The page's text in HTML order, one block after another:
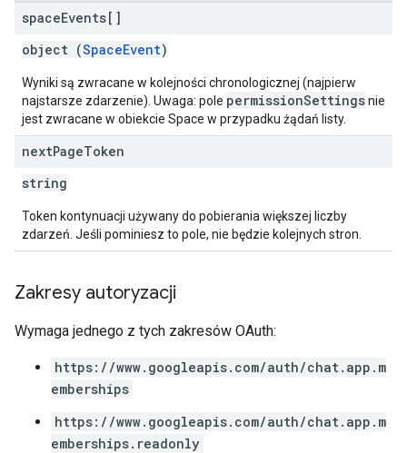
spaceEvents[]
object (SpaceEvent)
Wyniki są zwracane w kolejności chronologicznej (najpierw
najstarsze zdarzenie). Uwaga: pole permissionSettingsnie
jest zwracane w obiekcie Space w przypadku żądań listy.
nextPageToken
string
Token kontynuacji używany do pobierania większej liczby
zdarzeń. Jeśli pominiesz to pole, nie będzie kolejnych stron.
Zakresy autoryzacji
Wymaga jednego z tych zakresów OAuth:
https://www.googleapis.com/auth/chat.app.m
emberships
https://www.googleapis.com/auth/chat.app.m
emberships.readonly